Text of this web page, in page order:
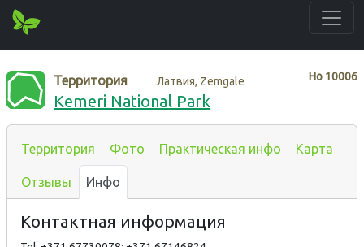
Нo 10006
Территория Латвия, Zemgale
Kemeri National Park
Территория Фото Практическая инфо Карта
Отзывы Инфо
Контактная информация